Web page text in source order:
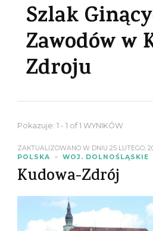
Szlak
Zawodów w
Zdroju
Pokazuje: 1 - 1 of 1 WYNIKÓW
ZAKTUALIZOWANO W DNIU 25 LUTEGO,
POLSKA
WOJ. DOLNOŚLĄSKIE
Kudowa-Zdrój